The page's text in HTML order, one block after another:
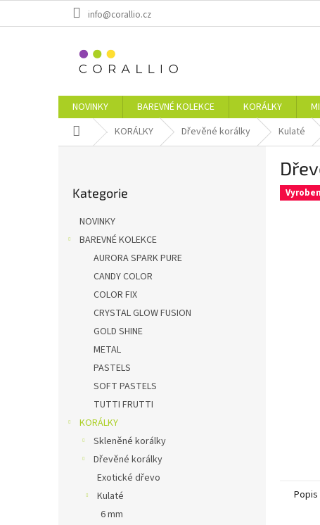
info@corallio.cz
NOVINKY BAREVNÉ KOLEKCE KORÁLKY
Domů KORÁLKY Dřevěné korálky Kulaté
kategorie
Kategorie
NOVINKY
BAREVNÉ KOLEKCE
AURORA SPARK PURE
CANDY COLOR
COLOR FIX
CRYSTAL GLOW FUSION
GOLD SHINE
METAL
PASTELS
SOFT PASTELS
TUTTI FRUTTI
KORÁLKY
Skleněné korálky
Dřevěné korálky
Exotické dřevo
Kulaté
6 mm
Popis